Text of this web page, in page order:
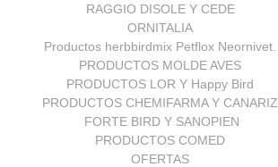
RAGGIO DISOLE Y CEDE
ORNITALIA
Productos herbbirdmix Petflox Neornivet.
PRODUCTOS MOLDE AVES
PRODUCTOS LOR Y Happy Bird
PRODUCTOS CHEMIFARMA Y CANARIZ
FORTE BIRD Y SANOPIEN
PRODUCTOS COMED
OFERTAS